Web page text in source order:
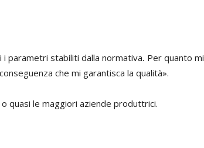
parametri stabiliti dalla normativa. Per quanto mi
che mi garantisca la qualità».
quasi le maggiori aziende produttrici.